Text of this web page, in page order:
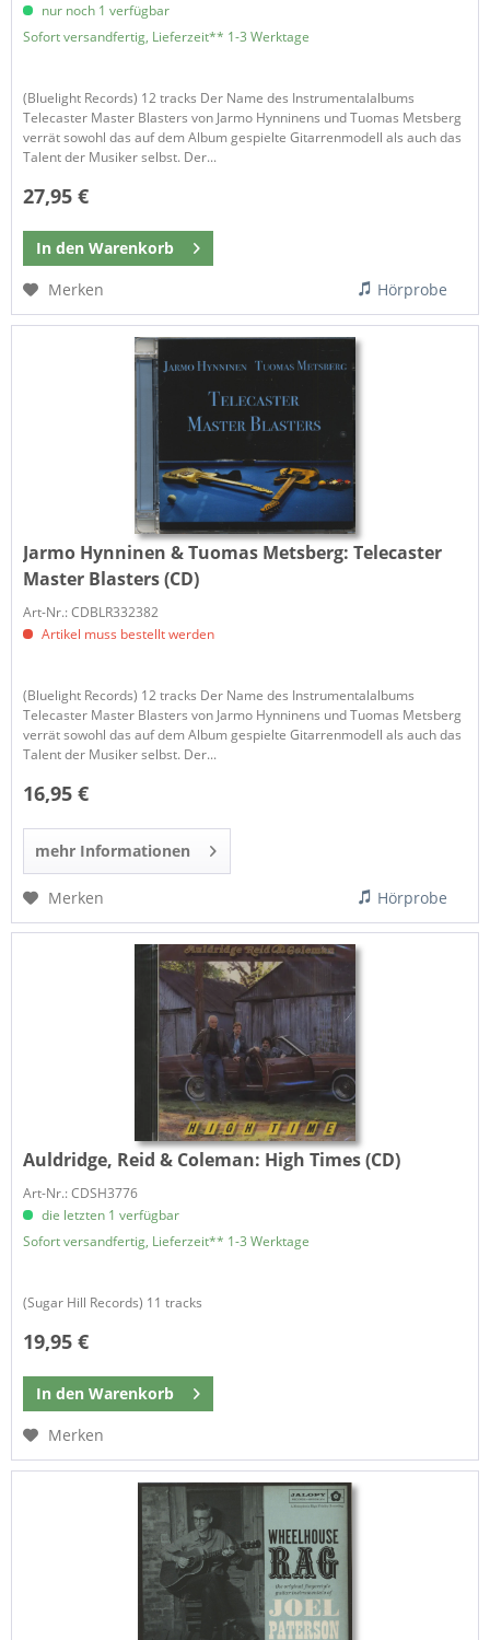
nur noch 1 verfügbar
Sofort versandfertig, Lieferzeit** 1-3 Werktage
(Bluelight Records) 12 tracks Der Name des Instrumentalalbums
Telecaster Master Blasters von Jarmo Hynninens und Tuomas Metsberg
verrät sowohl das auf dem Album gespielte Gitarrenmodell als auch das
Talent der Musiker selbst. Der...
27,95 €
In den Warenkorb
Merken
Hörprobe
Jarmo Hynninen & Tuomas Metsberg:Telecaster
Master Blasters (CD)
Art-Nr.: CDBLR332382
Artikel muss bestellt werden
(Bluelight Records) 12 tracks Der Name des Instrumentalalbums
Telecaster Master Blasters von Jarmo Hynninens und Tuomas Metsberg
verrät sowohl das auf dem Album gespielte Gitarrenmodell als auch das
Talent der Musiker selbst. Der...
16,95 €
mehr Informationen
Merken Hörprobe
Auldridge, Reid & Coleman: High Times (CD)
Art-Nr.: CDSH3776
die letzten 1 verfügbar
Sofort versandfertig, Lieferzeit** 1-3 Werktage
​(Sugar Hill Records) 11 tracks
19,95 €
In den Warenkorb
Merken